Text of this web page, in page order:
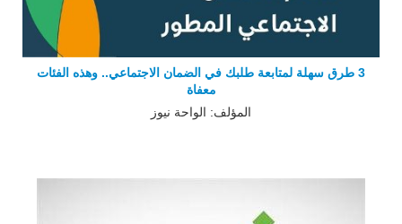
3 طرق سهلة لمتابعة طلبك في الضمان الاجتماعي.. وهذه الفئات
معفاة
المؤلف: الواحة نيوز